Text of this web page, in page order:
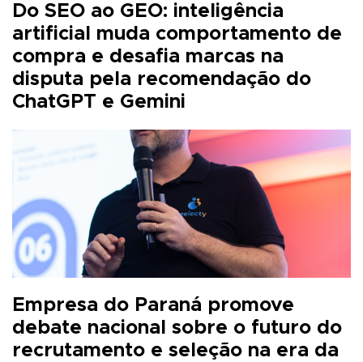
Do SEO ao GEO: inteligência
artificial muda comportamento de
compra e desafia marcas na
disputa pela recomendação do
ChatGPT e Gemini
Empresa do Paraná promove
debate nacional sobre o futuro do
recrutamento e seleção na era da